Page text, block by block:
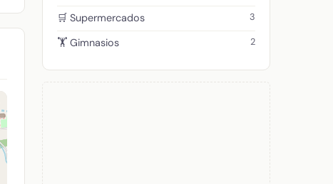
🛒 Supermercados 3
🏋️ Gimnasios 2